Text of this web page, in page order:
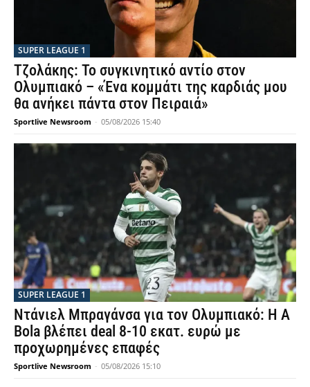
SUPER LEAGUE 1
Τζολάκης: Το συγκινητικό αντίο στον
Ολυμπιακό – «Ένα κομμάτι της καρδιάς μου
θα ανήκει πάντα στον Πειραιά»
Sportlive Newsroom - 05/08/2026 15:40
SUPER LEAGUE 1
Ντάνιελ Μπραγάνσα για τον Ολυμπιακό: Η A
Bola βλέπει deal 8-10 εκατ. ευρώ με
προχωρημένες επαφές
Sportlive Newsroom - 05/08/2026 15:10